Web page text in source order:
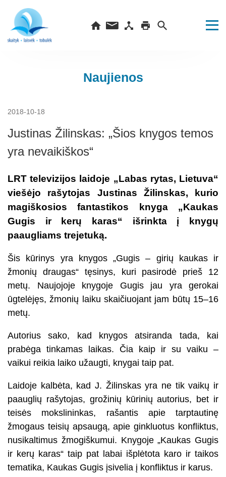
Naujienos
2018-10-18
Justinas Žilinskas: „Šios knygos temos
yra nevaikiškos“
LRT televizijos laidoje „Labas rytas, Lietuva“
viešėjo rašytojas Justinas Žilinskas, kurio
magiškosios fantastikos knyga „Kaukas
Gugis ir kerų karas“ išrinkta į knygų
paaugliams trejetuką.
Šis kūrinys yra knygos „Gugis – girių kaukas ir
žmonių draugas“ tęsinys, kuri pasirodė prieš 12
metų. Naujojoje knygoje Gugis jau yra gerokai
ūgtelėjęs, žmonių laiku skaičiuojant jam būtų 15–16
metų.
Autorius sako, kad knygos atsiranda tada, kai
prabėga tinkamas laikas. Čia kaip ir su vaiku –
vaikui reikia laiko užaugti, knygai taip pat.
Laidoje kalbėta, kad J. Žilinskas yra ne tik vaikų ir
paauglių rašytojas, grožinių kūrinių autorius, bet ir
teisės mokslininkas, rašantis apie tarptautinę
žmogaus teisių apsaugą, apie ginkluotus konfliktus,
nusikaltimus žmogiškumui. Knygoje „Kaukas Gugis
ir kerų karas“ taip pat labai išplėtota karo ir taikos
tematika, Kaukas Gugis įsivelia į konfliktus ir karus.